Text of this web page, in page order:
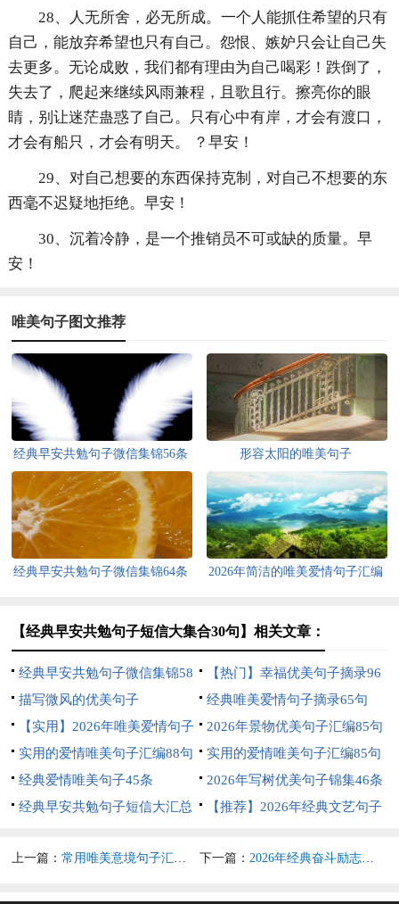
28、人无所舍，必无所成。一个人能抓住希望的只有
自己，能放弃希望也只有自己。怨恨、嫉妒只会让自己失
去更多。无论成败，我们都有理由为自己喝彩！跌倒了，
失去了，爬起来继续风雨兼程，且歌且行。擦亮你的眼
睛，别让迷茫蛊惑了自己。只有心中有岸，才会有渡口，
才会有船只，才会有明天。 ？早安！
29、对自己想要的东西保持克制，对自己不想要的东
西毫不迟疑地拒绝。早安！
30、沉着冷静，是一个推销员不可或缺的质量。早
安！
唯美句子图文推荐
经典早安共勉句子微信集锦56条 形容太阳的唯美句子
经典早安共勉句子微信集锦64条
2026年简洁的唯美爱情句子汇编
【经典早安共勉句子短信大集合30句】相关文章：
经典早安共勉句子微信集锦58
条
【热门】幸福优美句子摘录96
句
描写微风的优美句子
经典唯美爱情句子摘录65句
【实用】2026年唯美爱情句子
汇编39句
2026年景物优美句子汇编85句
实用的爱情唯美句子汇编88句
实用的爱情唯美句子汇编85句
经典爱情唯美句子45条
2026年写树优美句子锦集46条
经典早安共勉句子短信大汇总
【推荐】2026年经典文艺句子
上一篇：常用唯美意境句子汇总75句 下一篇： 2026年经典奋斗励志的句子集合88句